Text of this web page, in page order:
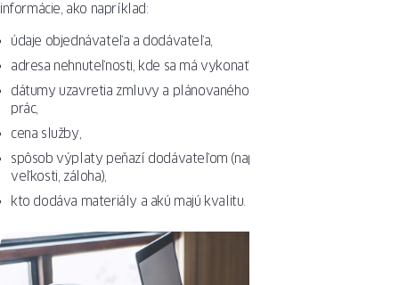
informácie, ako napríklad:
údaje objednávateľa a dodávateľa,
adresa nehnuteľnosti, kde sa má vykonať rekonštrukcia,
dátumy uzavretia zmluvy a plánovaného začiatku a ukončenia
prác,
cena služby,
spôsob výplaty peňazí dodávateľom (napr. v tranžiach o príslušnej
veľkosti, záloha),
kto dodáva materiály a akú majú kvalitu.